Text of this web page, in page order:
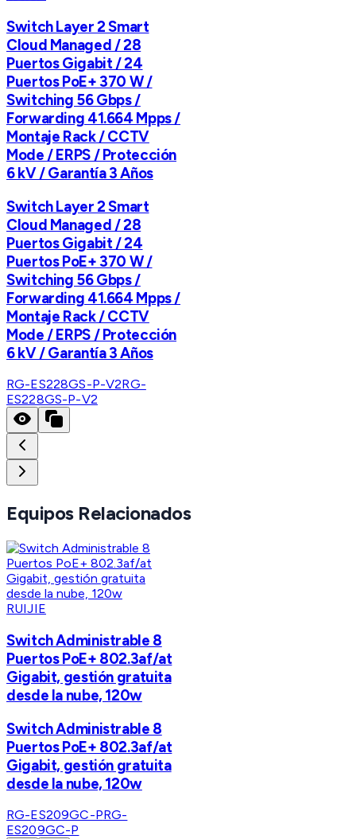
Switch Layer 2 Smart
Cloud Managed / 28
Puertos Gigabit / 24
Puertos PoE+ 370 W /
Switching 56 Gbps /
Forwarding 41.664 Mpps /
Montaje Rack / CCTV
Mode / ERPS / Protección
6 kV / Garantía 3 Años
Switch Layer 2 Smart
Cloud Managed / 28
Puertos Gigabit / 24
Puertos PoE+ 370 W /
Switching 56 Gbps /
Forwarding 41.664 Mpps /
Montaje Rack / CCTV
Mode / ERPS / Protección
6 kV / Garantía 3 Años
RG-ES228GS-P-V2RG-
ES228GS-P-V2
Equipos Relacionados
RUIJIE
Switch Administrable 8
Puertos PoE+ 802.3af/at
Gigabit, gestión gratuita
desde la nube, 120w
Switch Administrable 8
Puertos PoE+ 802.3af/at
Gigabit, gestión gratuita
desde la nube, 120w
RG-ES209GC-PRG-
ES209GC-P